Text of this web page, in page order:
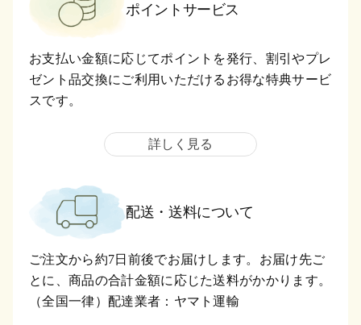
ポイントサービス
お支払い金額に応じてポイントを発行、割引やプレ
ゼント品交換にご利用いただけるお得な特典サービ
スです。
詳しく見る
配送・送料について
ご注文から約7日前後でお届けします。お届け先ご
とに、商品の合計金額に応じた送料がかかります。
（全国一律）配達業者：ヤマト運輸